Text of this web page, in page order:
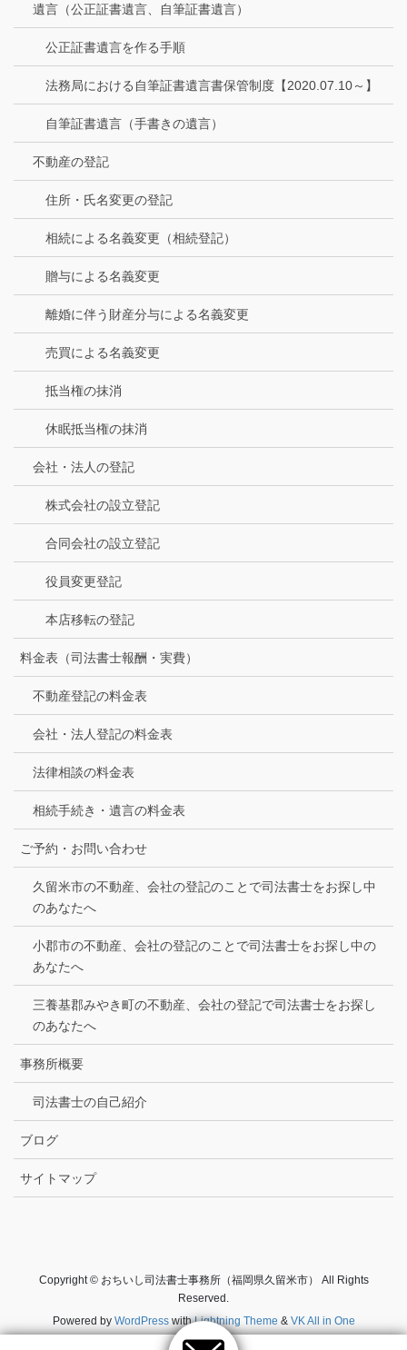
遺言（公正証書遺言、自筆証書遺言）
公正証書遺言を作る手順
法務局における自筆証書遺言書保管制度【2020.07.10～】
自筆証書遺言（手書きの遺言）
不動産の登記
住所・氏名変更の登記
相続による名義変更（相続登記）
贈与による名義変更
離婚に伴う財産分与による名義変更
売買による名義変更
抵当権の抹消
休眠抵当権の抹消
会社・法人の登記
株式会社の設立登記
合同会社の設立登記
役員変更登記
本店移転の登記
料金表（司法書士報酬・実費）
不動産登記の料金表
会社・法人登記の料金表
法律相談の料金表
相続手続き・遺言の料金表
ご予約・お問い合わせ
久留米市の不動産、会社の登記のことで司法書士をお探し中
のあなたへ
小郡市の不動産、会社の登記のことで司法書士をお探し中の
あなたへ
三養基郡みやき町の不動産、会社の登記で司法書士をお探し
のあなたへ
事務所概要
司法書士の自己紹介
ブログ
サイトマップ
Copyright © おちいし司法書士事務所（福岡県久留米市） All Rights
Reserved.
Powered by WordPresswithLightning Theme & VK All in One
Expansion Unit